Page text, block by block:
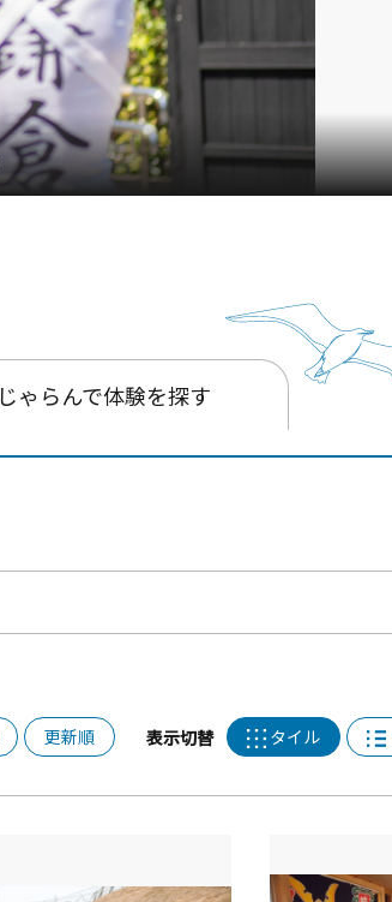
じゃらんで体験を探す
更新順 表示切替 タイル